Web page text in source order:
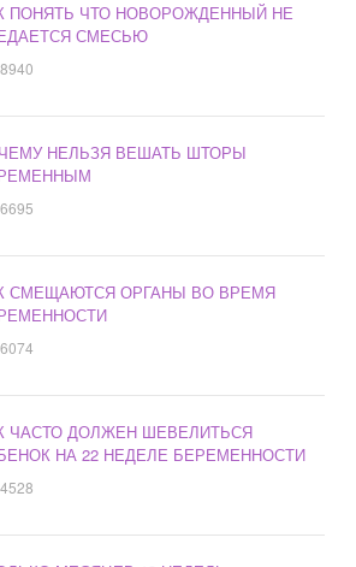
ПОНЯТЬ ЧТО НОВОРОЖДЕННЫЙ НЕ
СМЕСЬЮ
8940
НЕЛЬЗЯ ВЕШАТЬ ШТОРЫ
6695
СМЕЩАЮТСЯ ОРГАНЫ ВО ВРЕМЯ
6074
ЧАСТО ДОЛЖЕН ШЕВЕЛИТЬСЯ
НА 22 НЕДЕЛЕ БЕРЕМЕННОСТИ
4528